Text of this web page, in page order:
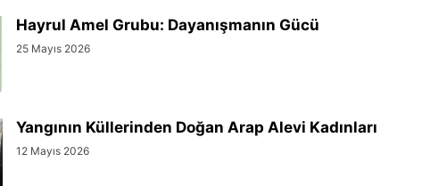
Hayrul Amel Grubu: Dayanışmanın Gücü
25 Mayıs 2026
Yangının Küllerinden Doğan Arap Alevi Kadınları
12 Mayıs 2026